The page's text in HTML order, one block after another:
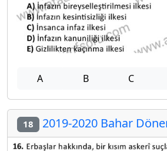
A B C
18 2019-2020 Bahar